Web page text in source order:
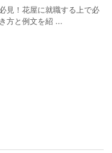
見！花屋に就職する上で必
方と例文を紹 ...